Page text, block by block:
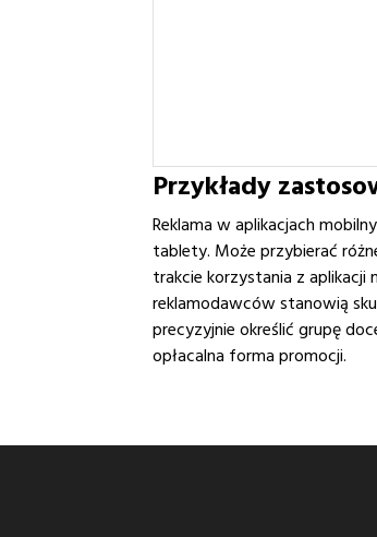
Przykłady
Reklama w aplikacjach
tablety. Może przybierać
trakcie korzystania z
reklamodawców stanowią
precyzyjnie określić grupę
opłacalna forma promocji.